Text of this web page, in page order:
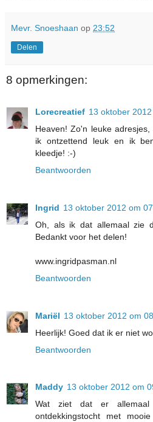
Mevr. Snoeshaan op 23:52
Delen
8 opmerkingen:
Lorecreatief 13 oktober
Heaven! Zo'n leuke
ik ontzettend leuk en ik
kleedje! :-)
Beantwoorden
Ingrid 13 oktober 2012 om
Oh, als ik dat allemaal zie
Bedankt voor het delen!
www.ingridpasman.nl
Beantwoorden
Mariël 13 oktober 2012 om
Heerlijk! Goed dat ik er niet
Beantwoorden
Maddy 13 oktober 2012 om
Wat ziet dat er
ontdekkingstocht met